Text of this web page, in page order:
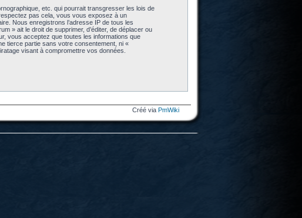
etc. qui pourrait transgresser les lois de
pas cela, vous vous exposez à un
Nous enregistrons l’adresse IP de tous les
» ait le droit de supprimer, d’éditer, de déplacer ou
vous acceptez que toutes les informations que
tierce partie sans votre consentement, ni «
visant à compromettre vos données.
Créé via PmWiki